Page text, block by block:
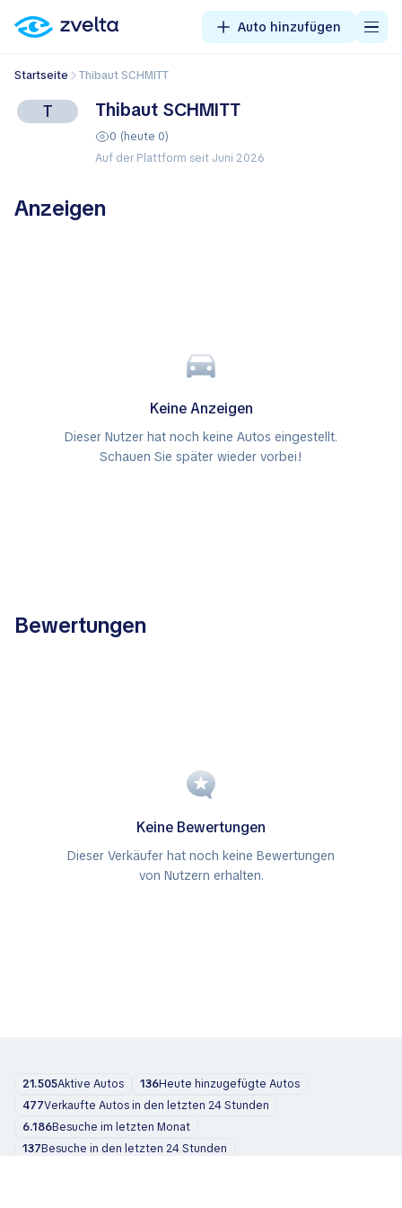
Auto hinzufügen
Startseite Thibaut SCHMITT
T Thibaut SCHMITT
0 (heute 0)
Auf der Plattform seit Juni 2026
Anzeigen
Keine Anzeigen
Dieser Nutzer hat noch keine Autos eingestellt.
Schauen Sie später wieder vorbei!
Bewertungen
Keine Bewertungen
Dieser Verkäufer hat noch keine Bewertungen
von Nutzern erhalten.
21.505Aktive Autos 136Heute hinzugefügte Autos
477Verkaufte Autos in den letzten 24 Stunden
6.186Besuche im letzten Monat
137Besuche in den letzten 24 Stunden